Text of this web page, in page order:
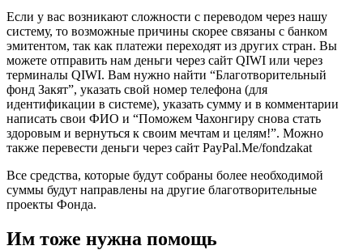
Если у вас возникают сложности с переводом через нашу
систему, то возможные причины скорее связаны с банком
эмитентом, так как платежи переходят из других стран. Вы
можете отправить нам деньги через сайт QIWI или через
терминалы QIWI. Вам нужно найти “Благотворительный
фонд Закят”, указать свой номер телефона (для
идентификации в системе), указать сумму и в комментарии
написать свои ФИО и “Поможем Чахонгиру снова стать
здоровым и вернуться к своим мечтам и целям!”. Можно
также перевести деньги через сайт PayPal.Me/fondzakat
Все средства, которые будут собраны более необходимой
суммы будут направлены на другие благотворительные
проекты Фонда.
Им тоже нужна помощь